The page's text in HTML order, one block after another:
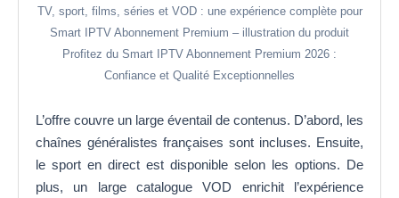
TV, sport, films, séries et VOD : une expérience complète pour
Smart IPTV Abonnement Premium – illustration du produit
Profitez du Smart IPTV Abonnement Premium 2026 :
Confiance et Qualité Exceptionnelles
L’offre couvre un large éventail de contenus. D’abord, les
chaînes généralistes françaises sont incluses. Ensuite,
le sport en direct est disponible selon les options. De
plus, un large catalogue VOD enrichit l’expérience